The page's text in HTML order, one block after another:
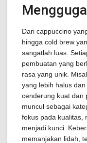
Dari cappuccino
hingga cold brew
sangatlah luas.
pembuatan yang
rasa yang unik.
yang lebih halus
cenderung kuat dan
muncul sebagai
fokus pada kualitas,
menjadi kunci.
memanjakan lidah,